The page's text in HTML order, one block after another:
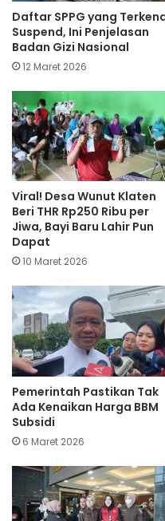
Daftar SPPG yang
Suspend, Ini Penjelasan
Badan Gizi Nasional
12 Maret 2026
Viral! Desa Wunut Klaten
Beri THR Rp250 Ribu per
Jiwa, Bayi Baru Lahir Pun
Dapat
10 Maret 2026
Pemerintah Pastikan Tak
Ada Kenaikan Harga BBM
Subsidi
6 Maret 2026